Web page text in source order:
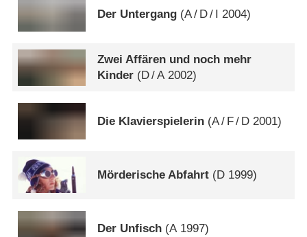
Der Untergang (A/ D/ I 2004)
Zwei Affären und noch mehr
Kinder (D/A2002)
Die Klavierspielerin (A/ F/ D 2001)
Mörderische Abfahrt (D 1999)
Der Unfisch (A1997)